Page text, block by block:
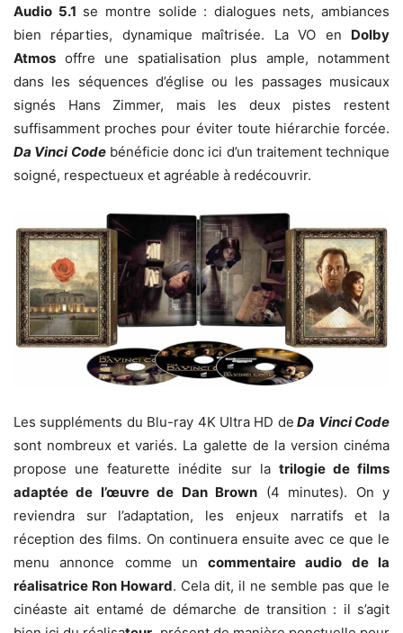
Audio 5.1 se montre solide : dialogues nets, ambiances
bien réparties, dynamique maîtrisée. La VO en Dolby
Atmos offre une spatialisation plus ample, notamment
dans les séquences d’église ou les passages musicaux
signés Hans Zimmer, mais les deux pistes restent
suffisamment proches pour éviter toute hiérarchie forcée.
Da Vinci Codebénéficie donc ici d’un traitement technique
soigné, respectueux et agréable à redécouvrir.
Les suppléments du Blu-ray 4K Ultra HD de Da Vinci Code
sont nombreux et variés. La galette de la version cinéma
propose une featurette inédite sur la trilogie de films
adaptée de l’œuvre de Dan Brown (4 minutes). On y
reviendra sur l’adaptation, les enjeux narratifs et la
réception des films. On continuera ensuite avec ce que le
menu annonce comme uncommentaire audio de la
réalisatrice Ron Howard. Cela dit, il ne semble pas que le
cinéaste ait entamé de démarche de transition : il s’agit